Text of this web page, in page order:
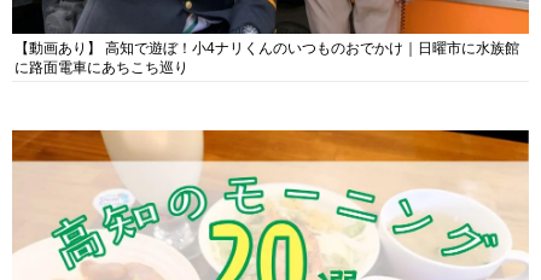
【動画あり】 高知で遊ぼ！小4ナリくんのいつものおでかけ｜日曜市に水族館
に路面電車にあちこち巡り